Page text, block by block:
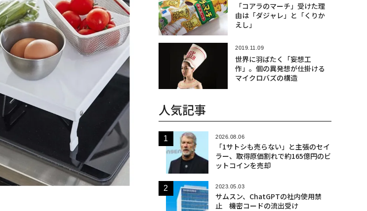
「コアラのマーチ」受けた理
由は「ダジャレ」と「くりか
えし」
2019.11.09
世界に羽ばたく「妄想工
作」。個の異発想が仕掛ける
マイクロバズの構造
人気記事
2026.08.06
「1サトシも売らない」と主張のセイ
ラー、取得原価割れで約165億円のビ
ットコインを売却
2023.05.03
サムスン、ChatGPTの社内使用禁
止 機密コードの流出受け